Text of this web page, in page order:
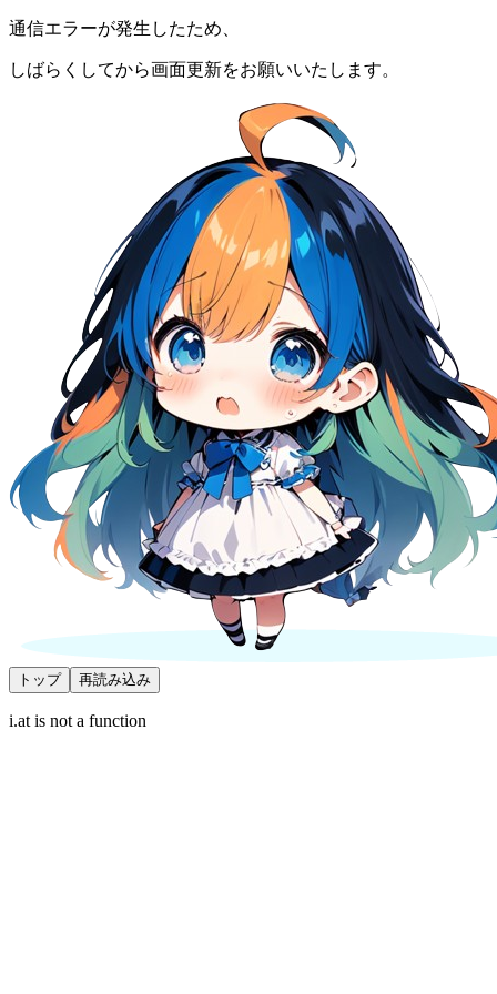
通信エラーが発生したため、
しばらくしてから画面更新をお願いいたします。
トップ 再読み込み
i.at is not a function